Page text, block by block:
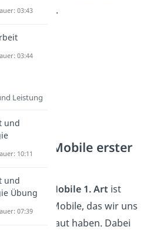
kommt.
Mobile erster
Mobile 1. Art ist
Mobile, das wir uns
angeschaut haben. Dabei
03:43
03:44
Leistung
und
10:11
und
Übung
07:39